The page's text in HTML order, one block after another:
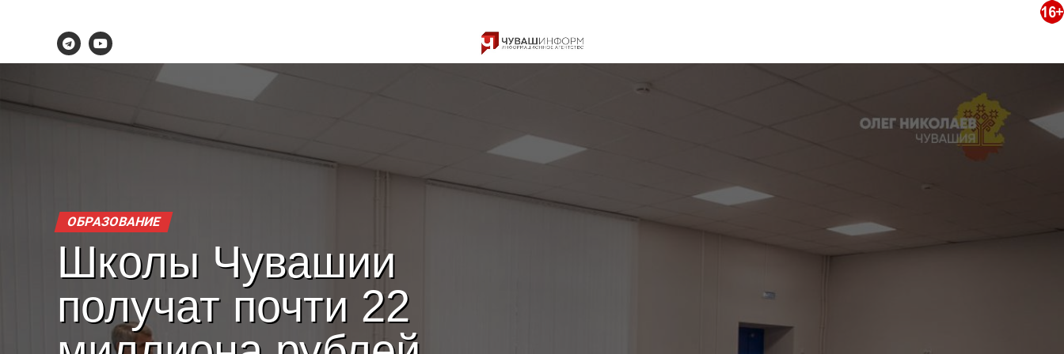
ОБРАЗОВАНИЕ
Школы Чувашии
получат почти 22